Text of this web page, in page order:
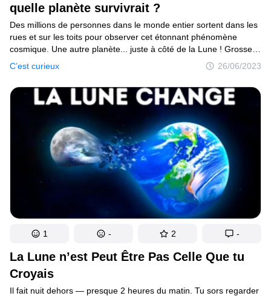
quelle planète survivrait ?
C’est curieux 26/06/2023
Des millions de personnes dans le monde entier sortent dans les
rues et sur les toits pour observer cet étonnant phénomène
cosmique. Une autre planète... juste à côté de la Lune ! Grosse
et rouge. Au début, tout le monde est excité. Mars, qui sort
La Lune n’est Peut Être Pas Celle Que tu
Croyais
Il fait nuit dehors — presque 2 heures du matin. Tu sors regarder
1 - 2 -